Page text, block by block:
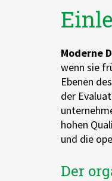
Moderne
wenn sie
Ebenen
der
hohen
und die
Der
AWS Lambda